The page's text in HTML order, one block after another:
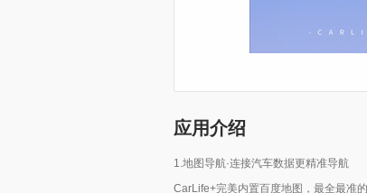
应用介绍
1.地图导航·连接汽车数据更精准导航
CarLife+完美内置百度地图，最全最准